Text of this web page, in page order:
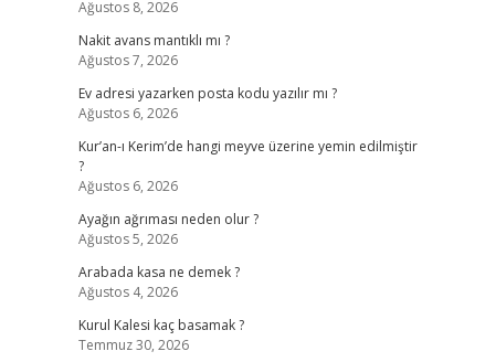
Ağustos 8, 2026
Nakit avans mantıklı mı ?
Ağustos 7, 2026
Ev adresi yazarken posta kodu yazılır mı ?
Ağustos 6, 2026
Kur’an-ı Kerim’de hangi meyve üzerine yemin edilmiştir
?
Ağustos 6, 2026
Ayağın ağrıması neden olur ?
Ağustos 5, 2026
Arabada kasa ne demek ?
Ağustos 4, 2026
Kurul Kalesi kaç basamak ?
Temmuz 30, 2026